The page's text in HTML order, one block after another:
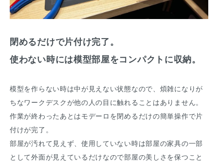
閉めるだけで片付け完了。
使わない時には模型部屋をコンパクトに収納。
模型を作らない時は中が見えない状態なので、煩雑になりが
ちなワークデスクが他の人の目に触れることはありません。
作業が終わったあとはモデーロを閉めるだけの簡単操作で片
付けが完了。
部屋が汚れて見えず、使用していない時は部屋の家具の一部
として外面が見えているだけなので部屋の美しさを保つこと